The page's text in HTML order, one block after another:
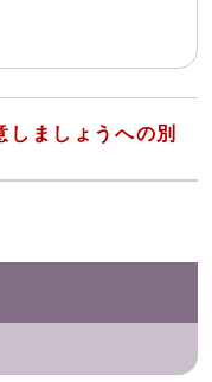
ましょうへの別